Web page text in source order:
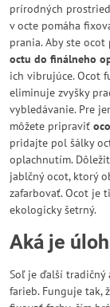
prírodných
v octe pomáha
prania. Aby ste
octu do finálneho
ich vibrujúce. Ocot
eliminuje zvyšky
vybledávanie. Pre
môžete pripraviť
pridajte pol šálky
oplachnutím.
jablčný ocot, ktorý
zafarbovať. Ocot je
ekologicky šetrný.
Aká je
Soľ je ďalší
farieb. Funguje tak,